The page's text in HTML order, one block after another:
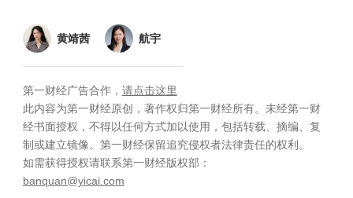
黄靖茜 航宇
第一财经广告合作， 请点击这里
此内容为第一财经原创，著作权归第一财经所有。未经第一财
经书面授权，不得以任何方式加以使用，包括转载、摘编、复
制或建立镜像。第一财经保留追究侵权者法律责任的权利。
如需获得授权请联系第一财经版权部：
banquan@yicai.com